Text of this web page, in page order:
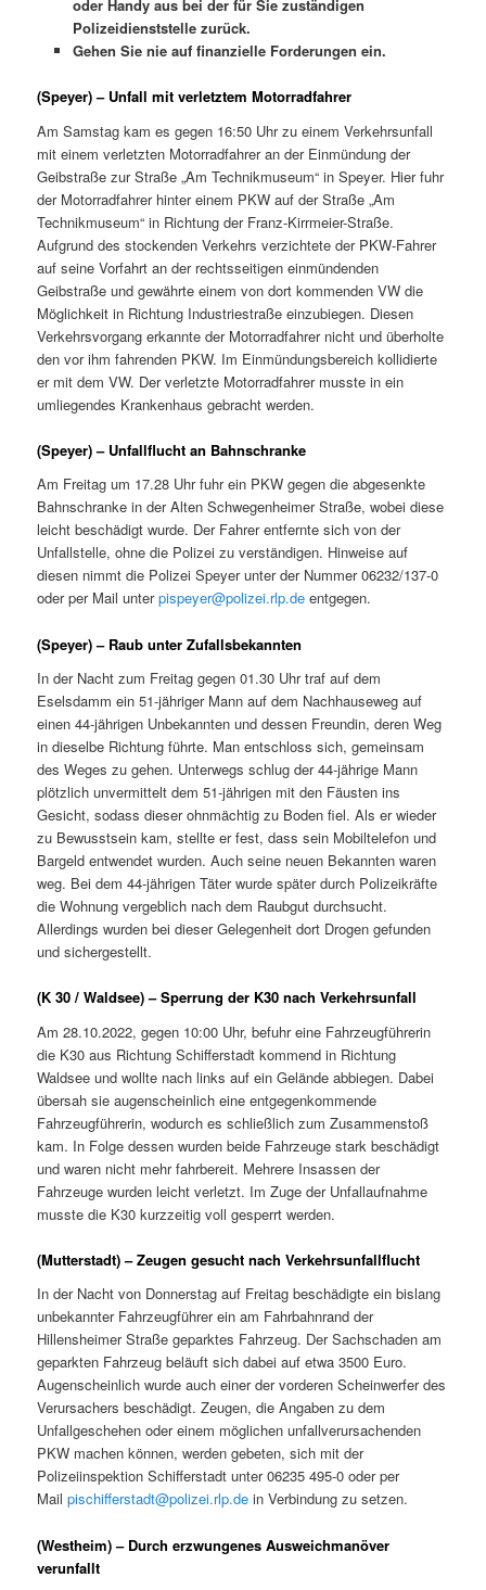
oder Handy aus bei der für Sie zuständigen
Polizeidienststelle zurück.
Gehen Sie nie auf finanzielle Forderungen ein.
(Speyer) – Unfall mit verletztem Motorradfahrer
Am Samstag kam es gegen 16:50 Uhr zu einem Verkehrsunfall
mit einem verletzten Motorradfahrer an der Einmündung der
Geibstraße zur Straße „Am Technikmuseum“ in Speyer. Hier fuhr
der Motorradfahrer hinter einem PKW auf der Straße „Am
Technikmuseum“ in Richtung der Franz-Kirrmeier-Straße.
Aufgrund des stockenden Verkehrs verzichtete der PKW-Fahrer
auf seine Vorfahrt an der rechtsseitigen einmündenden
Geibstraße und gewährte einem von dort kommenden VW die
Möglichkeit in Richtung Industriestraße einzubiegen. Diesen
Verkehrsvorgang erkannte der Motorradfahrer nicht und überholte
den vor ihm fahrenden PKW. Im Einmündungsbereich kollidierte
er mit dem VW. Der verletzte Motorradfahrer musste in ein
umliegendes Krankenhaus gebracht werden.
(Speyer) – Unfallflucht an Bahnschranke
Am Freitag um 17.28 Uhr fuhr ein PKW gegen die abgesenkte
Bahnschranke in der Alten Schwegenheimer Straße, wobei diese
leicht beschädigt wurde. Der Fahrer entfernte sich von der
Unfallstelle, ohne die Polizei zu verständigen. Hinweise auf
diesen nimmt die Polizei Speyer unter der Nummer 06232/137-0
oder per Mail unterpispeyer@polizei.rlp.de entgegen.
(Speyer) – Raub unter Zufallsbekannten
In der Nacht zum Freitag gegen 01.30 Uhr traf auf dem
Eselsdamm ein 51-jähriger Mann auf dem Nachhauseweg auf
einen 44-jährigen Unbekannten und dessen Freundin, deren Weg
in dieselbe Richtung führte. Man entschloss sich, gemeinsam
des Weges zu gehen. Unterwegs schlug der 44-jährige Mann
plötzlich unvermittelt dem 51-jährigen mit den Fäusten ins
Gesicht, sodass dieser ohnmächtig zu Boden fiel. Als er wieder
zu Bewusstsein kam, stellte er fest, dass sein Mobiltelefon und
Bargeld entwendet wurden. Auch seine neuen Bekannten waren
weg. Bei dem 44-jährigen Täter wurde später durch Polizeikräfte
die Wohnung vergeblich nach dem Raubgut durchsucht.
Allerdings wurden bei dieser Gelegenheit dort Drogen gefunden
und sichergestellt.
(K 30 / Waldsee) – Sperrung der K30 nach Verkehrsunfall
Am 28.10.2022, gegen 10:00 Uhr, befuhr eine Fahrzeugführerin
die K30 aus Richtung Schifferstadt kommend in Richtung
Waldsee und wollte nach links auf ein Gelände abbiegen. Dabei
übersah sie augenscheinlich eine entgegenkommende
Fahrzeugführerin, wodurch es schließlich zum Zusammenstoß
kam. In Folge dessen wurden beide Fahrzeuge stark beschädigt
und waren nicht mehr fahrbereit. Mehrere Insassen der
Fahrzeuge wurden leicht verletzt. Im Zuge der Unfallaufnahme
musste die K30 kurzzeitig voll gesperrt werden.
(Mutterstadt) – Zeugen gesucht nach Verkehrsunfallflucht
In der Nacht von Donnerstag auf Freitag beschädigte ein bislang
unbekannter Fahrzeugführer ein am Fahrbahnrand der
Hillensheimer Straße geparktes Fahrzeug. Der Sachschaden am
geparkten Fahrzeug beläuft sich dabei auf etwa 3500 Euro.
Augenscheinlich wurde auch einer der vorderen Scheinwerfer des
Verursachers beschädigt. Zeugen, die Angaben zu dem
Unfallgeschehen oder einem möglichen unfallverursachenden
PKW machen können, werden gebeten, sich mit der
Polizeiinspektion Schifferstadt unter 06235 495-0 oder per
Mailpischifferstadt@polizei.rlp.de in Verbindung zu setzen.
(Westheim) – Durch erzwungenes Ausweichmanöver
verunfallt